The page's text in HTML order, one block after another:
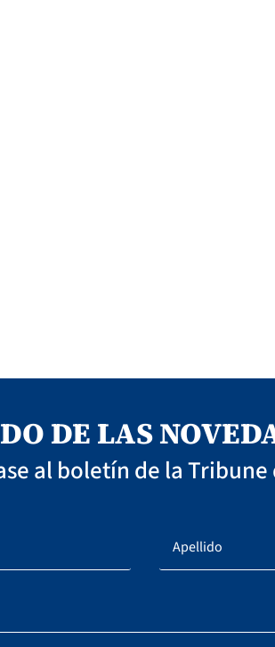
DE LAS
al boletín de la Tribune